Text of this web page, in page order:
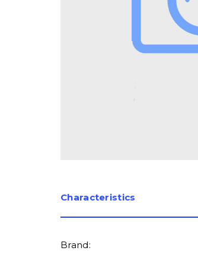
Сharacteristics
Brand: